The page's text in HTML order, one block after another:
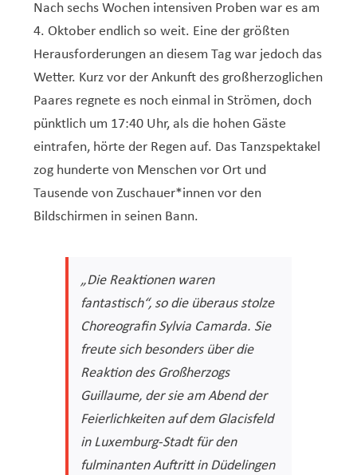
Nach sechs Wochen intensiven Proben war es am
4. Oktober endlich so weit. Eine der größten
Herausforderungen an diesem Tag war jedoch das
Wetter. Kurz vor der Ankunft des großherzoglichen
Paares regnete es noch einmal in Strömen, doch
pünktlich um 17:40 Uhr, als die hohen Gäste
eintrafen, hörte der Regen auf. Das Tanzspektakel
zog hunderte von Menschen vor Ort und
Tausende von Zuschauer*innen vor den
Bildschirmen in seinen Bann.
„Die Reaktionen waren
fantastisch“, so die überaus stolze
Choreografin Sylvia Camarda. Sie
freute sich besonders über die
Reaktion des Großherzogs
Guillaume, der sie am Abend der
Feierlichkeiten auf dem Glacisfeld
in Luxemburg-Stadt für den
fulminanten Auftritt in Düdelingen